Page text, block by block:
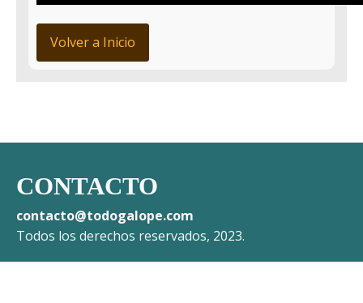
Volver a Inicio
CONTACTO
contacto@todogalope.com
Todos los derechos reservados, 2023.